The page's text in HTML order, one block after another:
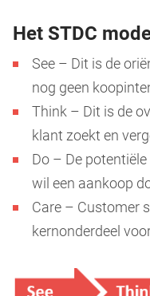
Het STDC
See – Dit is de
nog geen
Think – Dit is de
klant zoekt en
Do – De
wil een aankoop
Care – Customer
kernonderdeel